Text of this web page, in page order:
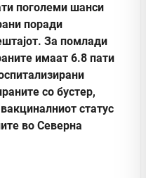
поголеми шанси
поради
За помлади
имаат 6.8 пати
со бустер,
статус
во Северна